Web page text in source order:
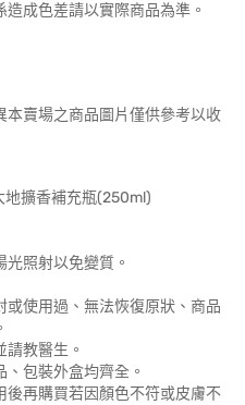
成色差請以實際商品為準。
本賣場之商品圖片僅供參考以收
地擴香補充瓶(250ml)
照射以免變質。
使用過、無法恢復原狀、商品
教醫生。
包裝外盒均齊全。
後再購買若因顏色不符或皮膚不